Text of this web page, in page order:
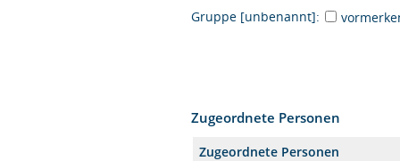
Gruppe [unbenannt]:
Zugeordnete Personen
Zugeordnete Personen